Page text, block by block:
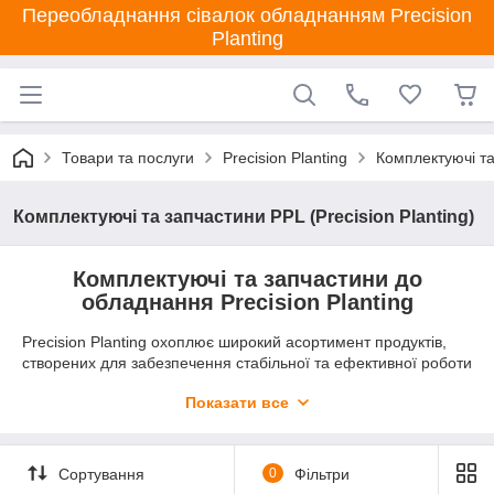
Переобладнання сівалок обладнанням Precision
Planting
Товари та послуги Precision Planting Комплектуючі
Комплектуючі та запчастини PPL (Precision Planting)
Комплектуючі та запчастини до
обладнання Precision Planting
Precision Planting охоплює широкий асортимент продуктів,
створених для забезпечення стабільної та ефективної роботи
урахуванням найвищих стандартів якості, що гарантує
Вони забезпечують точність висіву, оптимізацію витрат
матеріалів та підвищення врожайності, що є основою успіху
будь-якого господарства.
Показати все
Сортування 0 Фільтри